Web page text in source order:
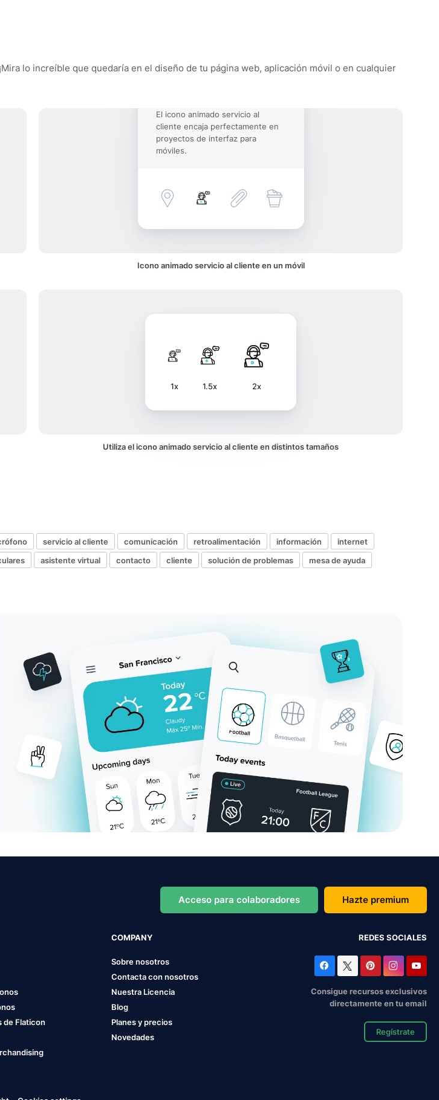
lo increíble que quedaría en el diseño de tu página web, aplicación móvil o en cualquier
El icono animado servicio al
cliente encaja perfectamente en
proyectos de interfaz para
móviles.
Icono animado servicio al cliente en un móvil
1x 1.5x 2x
Utiliza el icono animado servicio al cliente en distintos tamaños
servicio al cliente comunicación retroalimentación información
internet
asistente virtual contacto cliente solución de problemas
mesa de ayuda
Acceso para colaboradores Hazte premium
de Flaticon
COMPANY
Sobre nosotros
Contacta con nosotros
Nuestra Licencia
Blog
Planes y precios
Novedades
REDES SOCIALES
Consigue recursos exclusivos
directamente en tu email
Regístrate